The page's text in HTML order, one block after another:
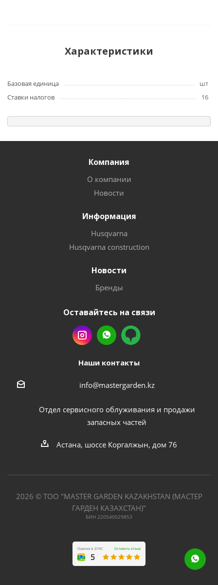
Характеристики
Базовая единица
шт
Ставки налогов
16
Компания
О компании
Новости
Информация
Husqvarna
Husqvarna construction
Новости
Бренды
Оставайтесь на связи
Наши контакты
info@mastergarden.kz
Отдел сервисного облуживания и продажи
запасных частей
Астана, шоссе Коргалжын, дом 76
2026 © ТОО "MASTER GARDEN KAZAKHSTAN (МАСТЕР
ГАРДЕН КАЗАХСТАН)"
БИН 220540029853